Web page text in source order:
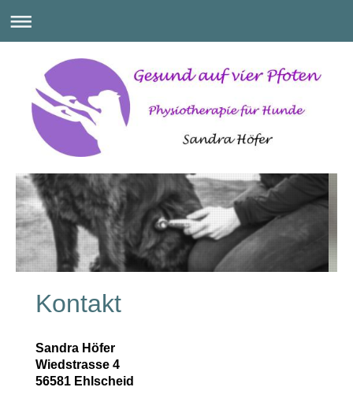
Kontakt
Sandra Höfer
Wiedstrasse 4
56581 Ehlscheid